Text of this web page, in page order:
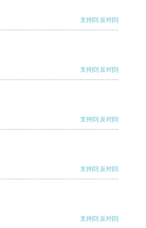
支持[0] 反对[0]
支持[0] 反对[0]
支持[0] 反对[0]
支持[0] 反对[0]
支持[0] 反对[0]